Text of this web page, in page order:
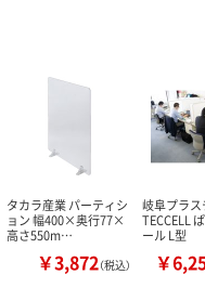
タカラ産業 パーティシ
ョン 幅400×奥行77×
高さ550m…
￥3,872（税込）
岐阜プラ
TECCELL
ール L型
￥